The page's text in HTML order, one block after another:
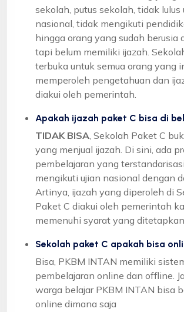
sekolah, putus sekolah, tidak lulus
nasional, tidak mengikuti
hingga orang yang sudah berusia
tapi belum memiliki ijazah.
terbuka untuk semua orang yang
memperoleh pengetahuan dan
diakui oleh pemerintah.
Apakah ijazah paket C bisa di
TIDAK BISA , Sekolah Paket C
yang menjual ijazah. Di sini, ada
pembelajaran yang
mengikuti ujian nasional dengan
Artinya, ijazah yang diperoleh di
Paket C diakui oleh pemerintah
memenuhi syarat yang ditetapkan.
Sekolah paket C apakah bisa
Bisa, PKBM INTAN memiliki
pembelajaran online dan offline.
warga belajar PKBM INTAN bisa
online dimana saja